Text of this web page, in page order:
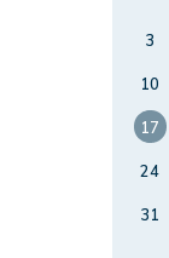
3
10
17
24
31